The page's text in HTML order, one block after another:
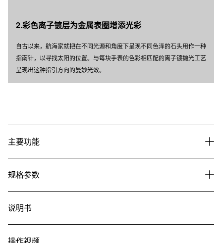
2.彩色离子镀层为金属表圈增添光彩
自古以来，航海家就把在不同光源和角度下呈现不同色泽的石头用作一种
指南针，以寻找太阳的位置。与每块手表的色彩相匹配的离子镀抛光工艺
呈现出这种指引方向的曼妙光效。
主要功能
规格参数
说明书
操作视频